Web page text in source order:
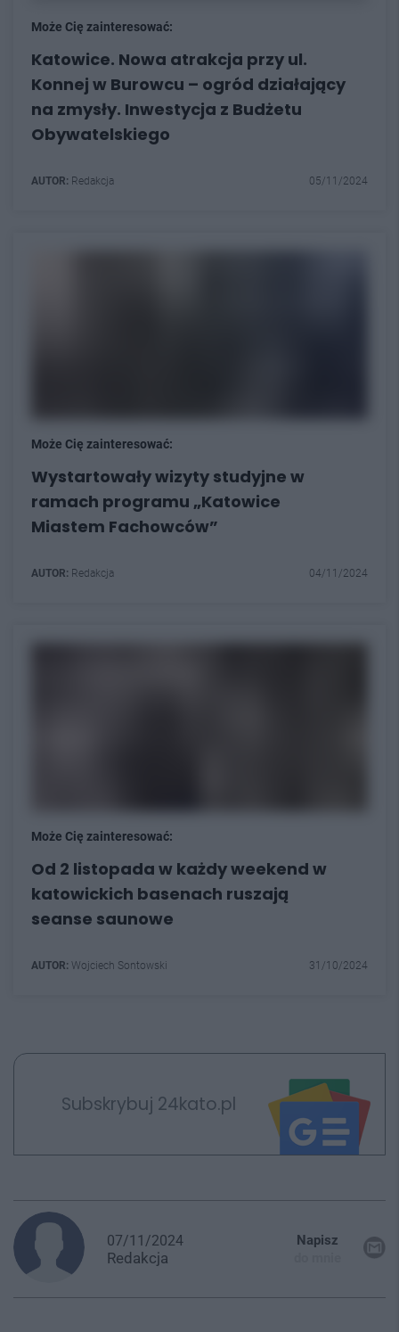
Może Cię zainteresować:
Katowice. Nowa atrakcja przy ul.
Konnej w Burowcu – ogród działający
na zmysły. Inwestycja z Budżetu
Obywatelskiego
AUTOR: Redakcja 05/11/2024
Może Cię zainteresować:
Wystartowały wizyty studyjne w
ramach programu „Katowice
Miastem Fachowców”
AUTOR: Redakcja 04/11/2024
Może Cię zainteresować:
Od 2 listopada w każdy weekend w
katowickich basenach ruszają
seanse saunowe
AUTOR: Wojciech Sontowski 31/10/2024
Subskrybuj 24kato.pl
07/11/2024
Redakcja
Napisz